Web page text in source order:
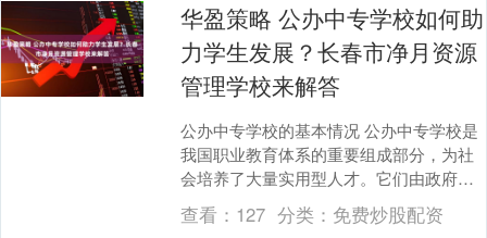
华盈策略 公办中专学校如何助
力学生发展？长春市净月资源
管理学校来解答
公办中专学校的基本情况 公办中专学校是
我国职业教育体系的重要组成部分，为社
会培养了大量实用型人才。它们由政府出
资兴办，在师资、设备等方面有着一定的
保障。有研究表....
查看： 127 分类： 免费炒股配资